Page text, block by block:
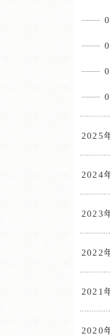
2025
2024
2023
2022
2021
2020